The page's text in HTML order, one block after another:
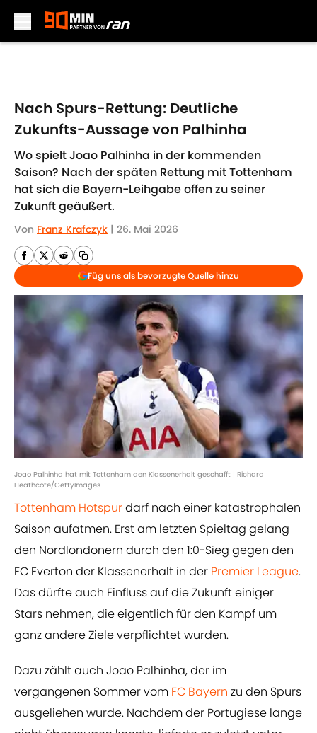
Nach Spurs-Rettung: Deutliche
Zukunfts-Aussage von Palhinha
Wo spielt Joao Palhinha in der kommenden
Saison? Nach der späten Rettung mit Tottenham
hat sich die Bayern-Leihgabe offen zu seiner
Zukunft geäußert.
Von Franz Krafczyk | 26. Mai 2026
Füg uns als bevorzugte Quelle hinzu
Joao Palhinha hat mit Tottenham den Klassenerhalt geschafft | Richard
Heathcote/GettyImages
Tottenham Hotspurdarf nach einer katastrophalen
Saison aufatmen. Erst am letzten Spieltag gelang
den Nordlondonern durch den 1:0-Sieg gegen den
FC Everton der Klassenerhalt in der Premier League.
Das dürfte auch Einfluss auf die Zukunft einiger
Stars nehmen, die eigentlich für den Kampf um
ganz andere Ziele verpflichtet wurden.
Dazu zählt auch Joao Palhinha, der im
vergangenen Sommer vom FC Bayern zu den Spurs
ausgeliehen wurde. Nachdem der Portugiese lange